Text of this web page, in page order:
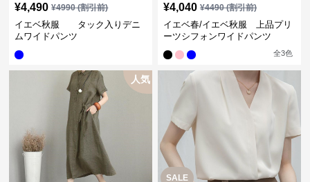
¥4,490 ¥4990(割引前)
イエベ秋服 タック入りデニ
ムワイドパンツ
¥4,040 ¥4490(割引前)
イエベ春/イエベ秋服 上品プリ
ーツシフォンワイドパンツ
全3色
人気
SALE